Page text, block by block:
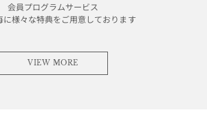
会員プログラムサービス
に様々な特典をご用意しております
VIEW MORE